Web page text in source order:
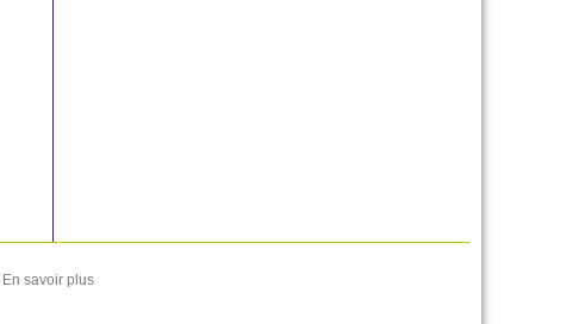
En savoir plus